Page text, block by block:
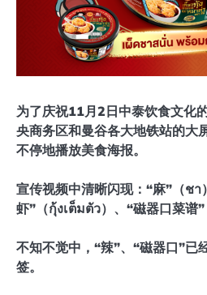
为了庆祝11月2日中泰饮食文化
央商务区和曼谷各大地铁站的大
不停地播放美食海报。
宣传视频中清晰闪现：“麻”（ชา
虾”（กุ้งเต็มตัว）、“磁器口菜谱”
不知不觉中，“辣”、“磁器口”已
签。